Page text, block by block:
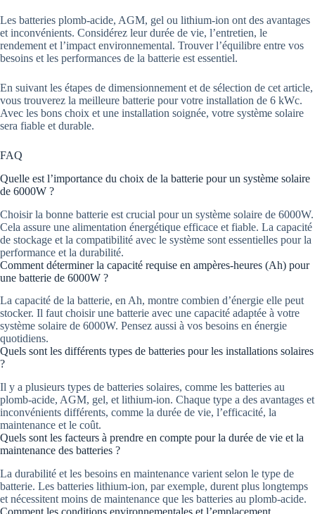
Les batteries plomb-acide, AGM, gel ou lithium-ion ont des avantages
et inconvénients. Considérez leur durée de vie, l’entretien, le
rendement et l’impact environnemental. Trouver l’équilibre entre vos
besoins et les performances de la batterie est essentiel.
En suivant les étapes de dimensionnement et de sélection de cet article,
vous trouverez la meilleure batterie pour votre installation de 6 kWc.
Avec les bons choix et une installation soignée, votre système solaire
sera fiable et durable.
FAQ
Quelle est l’importance du choix de la batterie pour un système solaire
de 6000W ?
Choisir la bonne batterie est crucial pour un système solaire de 6000W.
Cela assure une alimentation énergétique efficace et fiable. La capacité
de stockage et la compatibilité avec le système sont essentielles pour la
performance et la durabilité.
Comment déterminer la capacité requise en ampères-heures (Ah) pour
une batterie de 6000W ?
La capacité de la batterie, en Ah, montre combien d’énergie elle peut
stocker. Il faut choisir une batterie avec une capacité adaptée à votre
système solaire de 6000W. Pensez aussi à vos besoins en énergie
quotidiens.
Quels sont les différents types de batteries pour les installations solaires
?
Il y a plusieurs types de batteries solaires, comme les batteries au
plomb-acide, AGM, gel, et lithium-ion. Chaque type a des avantages et
inconvénients différents, comme la durée de vie, l’efficacité, la
maintenance et le coût.
Quels sont les facteurs à prendre en compte pour la durée de vie et la
maintenance des batteries ?
La durabilité et les besoins en maintenance varient selon le type de
batterie. Les batteries lithium-ion, par exemple, durent plus longtemps
et nécessitent moins de maintenance que les batteries au plomb-acide.
Comment les conditions environnementales et l’emplacement